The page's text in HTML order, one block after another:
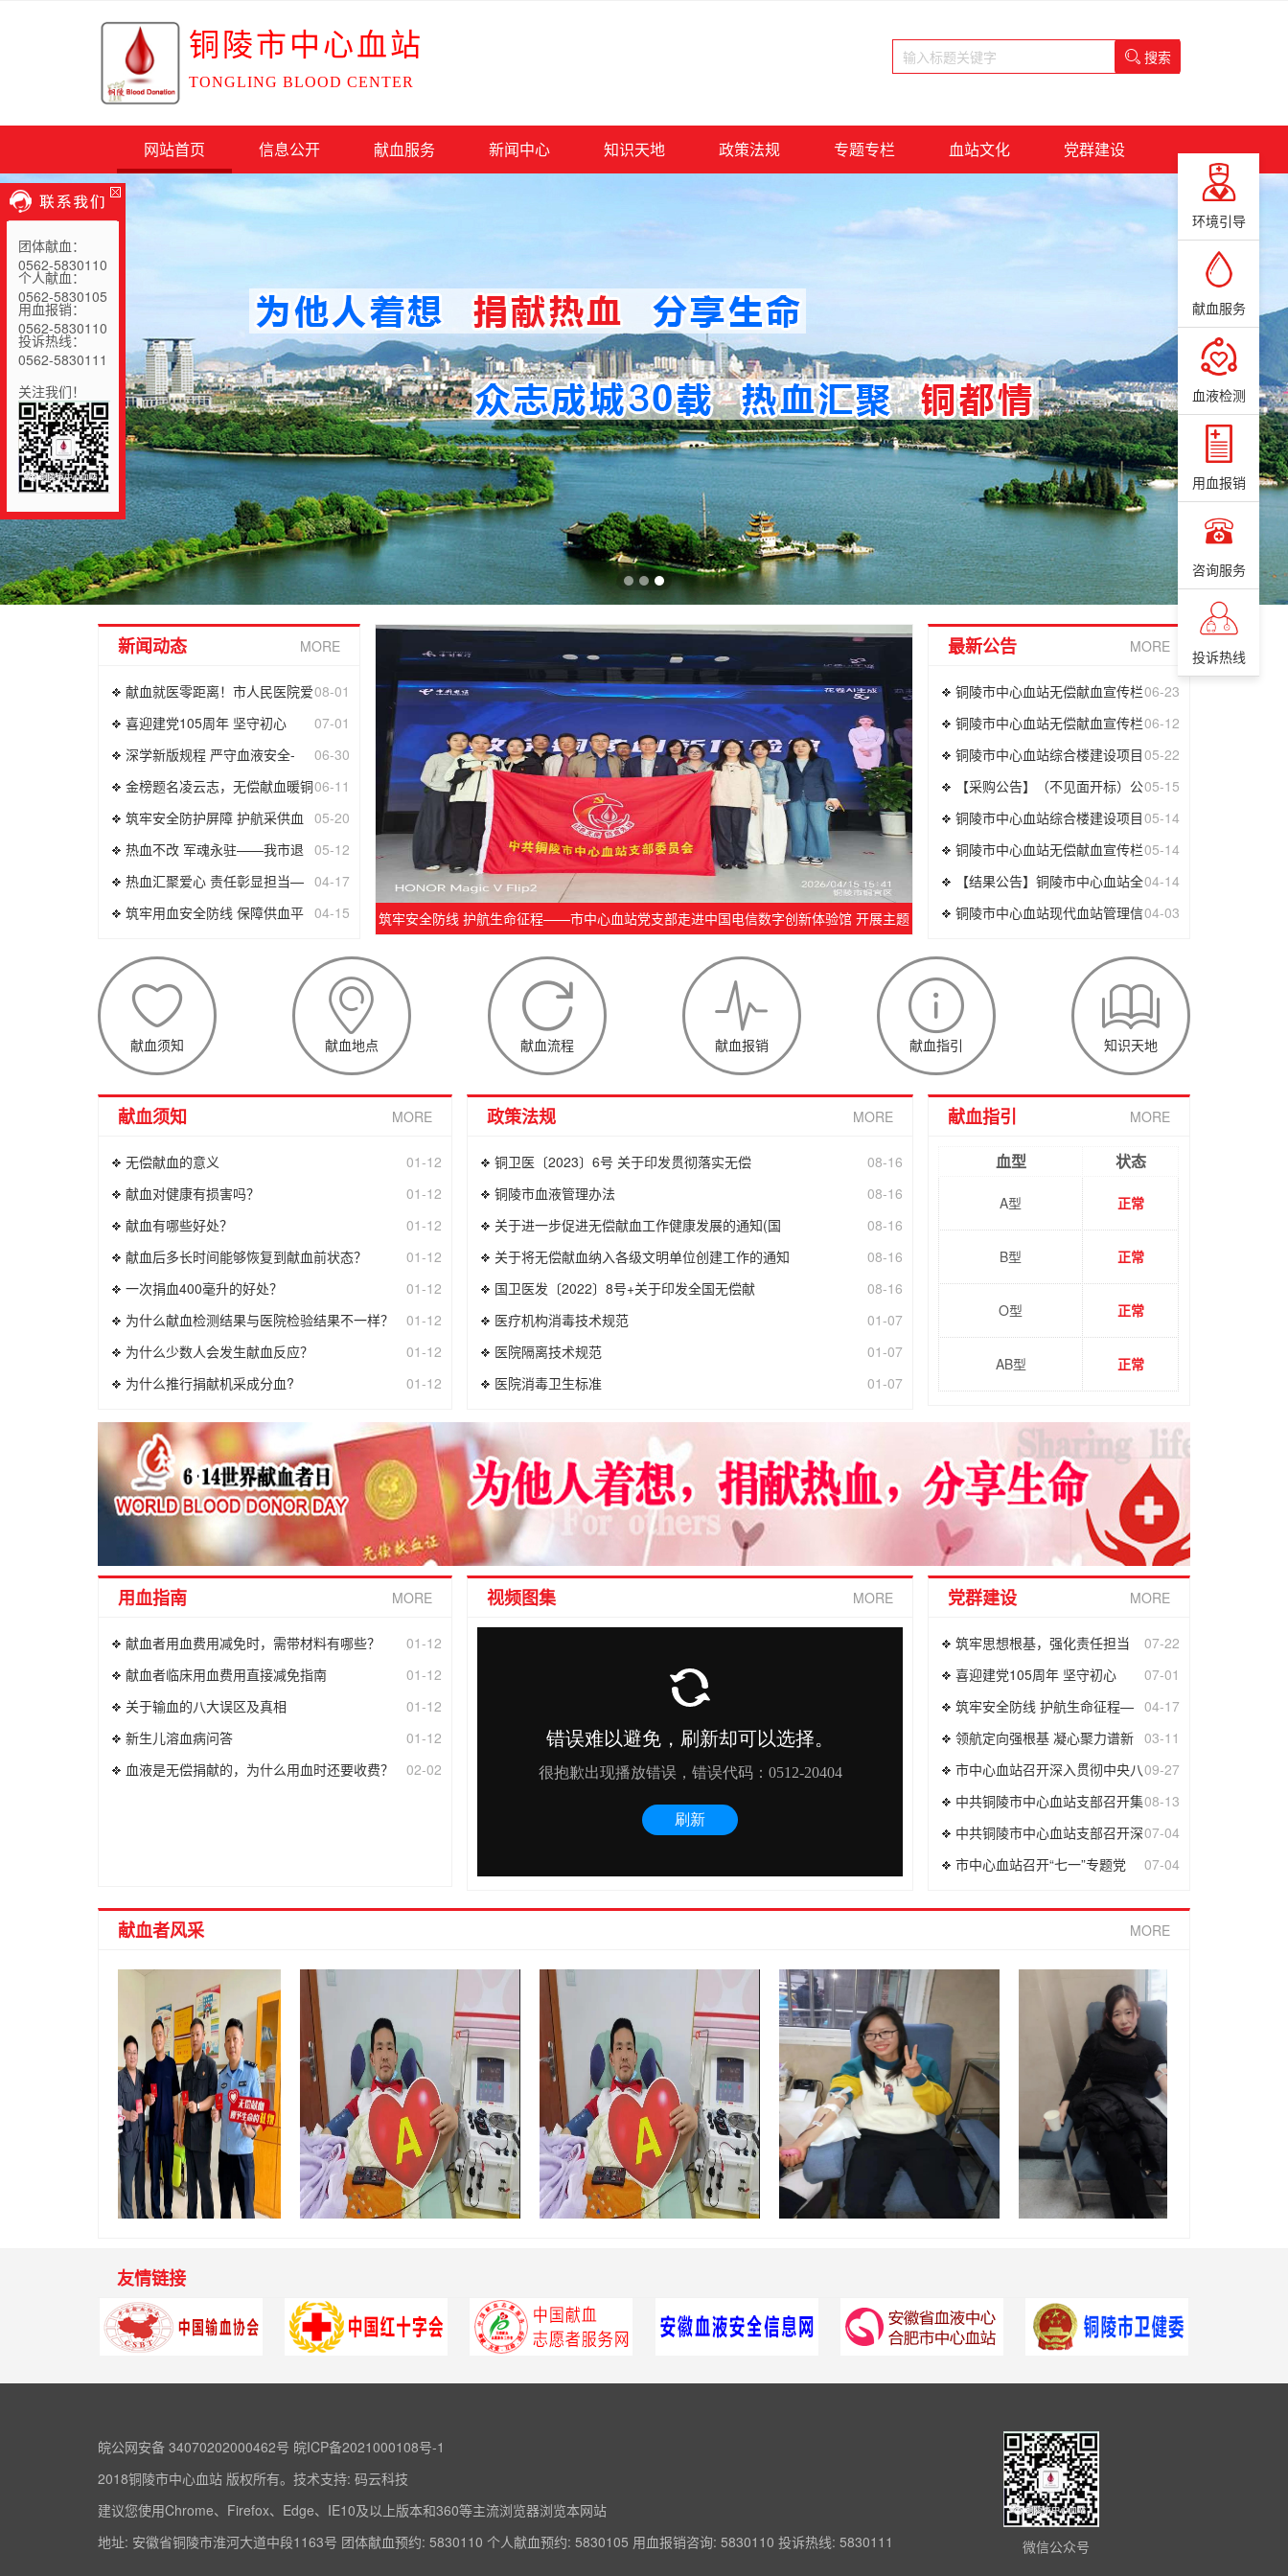
铜陵市中心血站
TONGLING BLOOD CENTER
 搜索
网站首页 信息公开 献血服务 新闻中心 知识天地 政策法规 专题专栏 血站文化 党群建设
新闻动态 MORE
献血就医零距离！市人民医院爱08-01
喜迎建党105周年 坚守初心
07-01
深学新版规程 严守血液安全-
06-30
金榜题名凌云志，无偿献血暖铜06-11
筑牢安全防护屏障 护航采供血 05-20
热血不改 军魂永驻——我市退 05-12
热血汇聚爱心 责任彰显担当— 04-17
筑牢用血安全防线 保障供血平 04-15
筑牢安全防线 护航生命征程——市中心血站党支部走进中国电信数字创新体验馆 开展主题
最新公告 MORE
铜陵市中心血站无偿献血宣传栏06-23
铜陵市中心血站无偿献血宣传栏06-12
铜陵市中心血站综合楼建设项目05-22
【采购公告】（不见面开标）公05-15
铜陵市中心血站综合楼建设项目05-14
铜陵市中心血站无偿献血宣传栏05-14
【结果公告】铜陵市中心血站全04-14
铜陵市中心血站现代血站管理信04-03
献血须知 献血地点 献血流程 献血报销 献血指引 知识天地
献血须知 MORE
无偿献血的意义
01-12
献血对健康有损害吗？
01-12
献血有哪些好处？
01-12
献血后多长时间能够恢复到献血前状态？
01-12
一次捐血400毫升的好处？
01-12
为什么献血检测结果与医院检验结果不一样？
01-12
为什么少数人会发生献血反应？
01-12
为什么推行捐献机采成分血?
01-12
政策法规 MORE
铜卫医〔2023〕6号 关于印发贯彻落实无偿
08-16
铜陵市血液管理办法
08-16
关于进一步促进无偿献血工作健康发展的通知(国
08-16
关于将无偿献血纳入各级文明单位创建工作的通知
08-16
国卫医发〔2022〕8号+关于印发全国无偿献
08-16
医疗机构消毒技术规范
01-07
医院隔离技术规范
01-07
医院消毒卫生标准
01-07
献血指引 MORE
血型 状态
A型 正常
B型 正常
O型 正常
AB型 正常
用血指南 MORE
献血者用血费用减免时，需带材料有哪些？
01-12
献血者临床用血费用直接减免指南
01-12
关于输血的八大误区及真相
01-12
新生儿溶血病问答
01-12
血液是无偿捐献的，为什么用血时还要收费？
02-02
视频图集 MORE 党群建设 MORE
筑牢思想根基，强化责任担当
07-22
喜迎建党105周年 坚守初心
07-01
筑牢安全防线 护航生命征程— 04-17
领航定向强根基 凝心聚力谱新 03-11
市中心血站召开深入贯彻中央八09-27
中共铜陵市中心血站支部召开集08-13
中共铜陵市中心血站支部召开深07-04
市中心血站召开“七一”专题党
07-04
献血者风采 MORE
友情链接
团体献血：
0562-5830110
个人献血：
0562-5830105
用血报销：
0562-5830110
投诉热线：
0562-5830111
关注我们！
皖公网安备 34070202000462号 皖ICP备2021000108号-1
2018铜陵市中心血站 版权所有。技术支持: 码云科技
建议您使用Chrome、Firefox、Edge、IE10及以上版本和360等主流浏览器浏览本网站
地址: 安徽省铜陵市淮河大道中段1163号 团体献血预约: 5830110 个人献血预约: 5830105 用血报销咨询: 5830110 投诉热线: 5830111
微信公众号
环境引导
献血服务
血液检测
用血报销
咨询服务
投诉热线